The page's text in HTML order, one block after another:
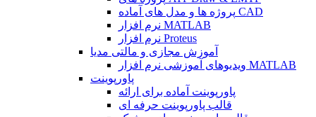
پروژه ها و مدل های آماده CAD
نرم افزار MATLAB
نرم افزار Proteus
آموزش مجازی و مالتی مدیا
ویدیوهای آموزشی نرم افزار MATLAB
پاورپوینت
پاورپوینت آماده برای ارائه
قالب پاورپوینت حرفه ای